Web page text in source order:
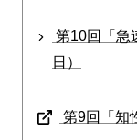
第10回「急
日）
第9回「知